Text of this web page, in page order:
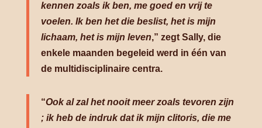
kennen zoals ik ben, me goed en vrij te
voelen. Ik ben het die beslist, het is mijn
lichaam, het is mijn leven,” zegt Sally, die
enkele maanden begeleid werd in één van
de multidisciplinaire centra.
“Ook al zal het nooit meer zoals tevoren zijn
; ik heb de indruk dat ik mijn clitoris, die me